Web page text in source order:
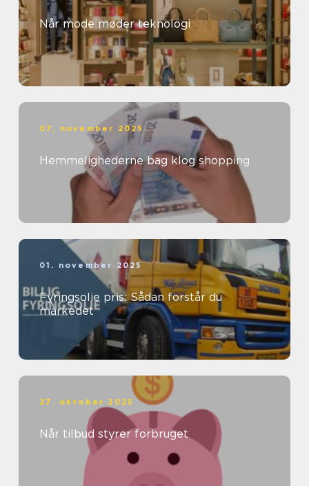
Når mode møder teknologi
07. november 2025
Hemmelighederne bag klog shopping
01. november 2025
Fyringsolie pris: Sådan forstår du
markedet
27. oktober 2025
Når tilbud styrer forbruget